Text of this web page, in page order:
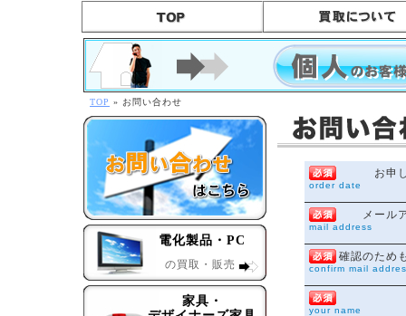
TOP » お問い合わせ
電化製品・PC
の買取・販売
家具・
お申
order date
メール
mail address
確認のため
confirm mail
your name